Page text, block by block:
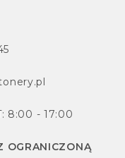
8:00 - 17:00
OGRANICZONĄ